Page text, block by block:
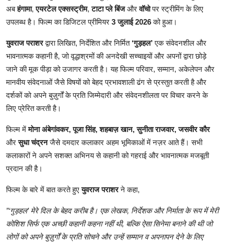
अब हंगामा,एयरटेल एक्सस्ट्रीम,टाटा प्ले बिंज और वॉचो पर स्ट्रीमिंग के लिए
उपलब्ध है। फिल्म का डिजिटल प्रीमियर 3जुलाई2026 को हुआ।
युवराज पराशर द्वारा लिखित,निर्देशित और निर्मित ‘गुड़हल’ एक संवेदनशील और
भावनात्मक कहानी है,जो वृद्धाश्रमों की अनदेखी सच्चाइयों और अपनों द्वारा छोड़े
जाने की मूक पीड़ा को उजागर करती है। यह फिल्म परिवार,सम्मान, अकेलेपन और
मानवीय संवेदनाओं जैसे विषयों को बेहद प्रभावशाली ढंग से प्रस्तुत करती है और
दर्शकों को अपने बुज़ुर्गों के प्रति जिम्मेदारी और संवेदनशीलता पर विचार करने के
लिए प्रेरित करती है।
फिल्म में मोना अंबेगांवकर,पूजा सिंह,शहबाज़ खान,सुनीता राजवार,जसवीर कौर
और सुधा चंद्रन जैसे दमदार कलाकार अहम भूमिकाओं में नज़र आते हैं। सभी
कलाकारों ने अपने सशक्त अभिनय से कहानी को गहराई और भावनात्मक मजबूती
प्रदान की है।
फिल्म के बारे में बात करते हुए युवराज पराशर ने कहा,
”‘गुड़हल’ मेरे दिल के बेहद करीब है। एक लेखक, निर्देशक और निर्माता के रूप में मेरी
कोशिश सिर्फ एक अच्छी कहानी कहना नहीं थी, बल्कि ऐसा सिनेमा बनाने की थी जो
लोगों को अपने बुज़ुर्गों के प्रति सोचने और उन्हें सम्मान व अपनापन देने के लिए